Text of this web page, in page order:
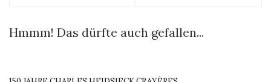
Hmmm! Das dürfte auch gefallen...